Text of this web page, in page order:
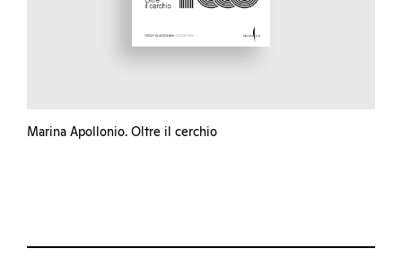
Marina Apollonio. Oltre il cerchio